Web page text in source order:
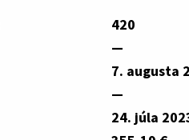
420
—
7. augusta
—
24. júla